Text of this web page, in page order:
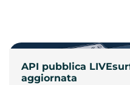
API pubblica
aggiornata